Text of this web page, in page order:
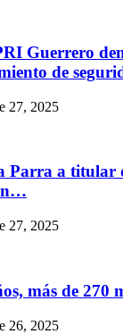
Guerrero
de
27, 2025
Parra a titular
27, 2025
más de 270
26, 2025